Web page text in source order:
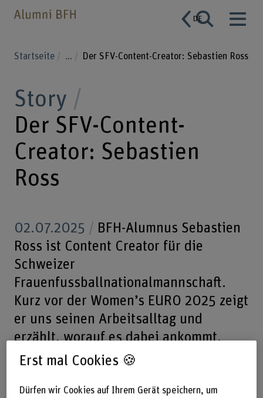
DE
Startseite ... Der SFV-Content-Creator: Sebastien Ross
Story
Der SFV-Content-
Creator: Sebastien
Ross
02.07.2025
BFH-Alumnus Sebastien
Ross ist Content Creator für die
Schweizer
Frauenfussballnationalmannschaft.
Kurz vor der Women’s EURO 2025 zeigt
er uns seinen Arbeitsalltag und
erzählt, worauf es dabei ankommt.
Erst mal Cookies 🍪
Dürfen wir Cookies auf Ihrem Gerät speichern, um